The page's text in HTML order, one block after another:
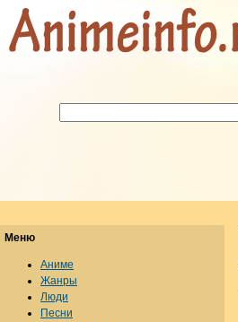
Меню
Аниме
Жанры
Люди
Песни